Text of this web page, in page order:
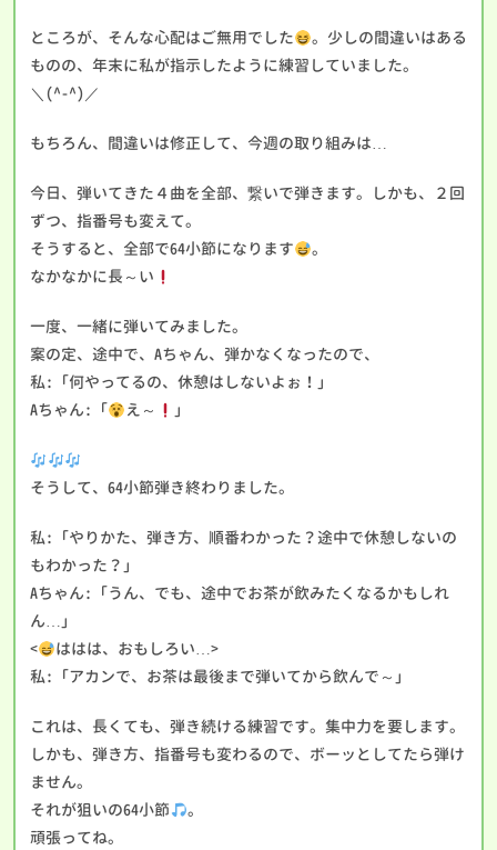
ところが、そんな心配はご無用でした
。少しの間違いはある
ものの、年末に私が指示したように練習していました。
＼(^-^)／
もちろん、間違いは修正して、今週の取り組みは…
今日、弾いてきた４曲を全部、繋いで弾きます。しかも、２回
ずつ、指番号も変えて。
そうすると、全部で64小節になります
。
なかなかに長～い
一度、一緒に弾いてみました。
案の定、途中で、Aちゃん、弾かなくなったので、
私:「何やってるの、休憩はしないよぉ！」
Aちゃん:「
え～ 」
そうして、64小節弾き終わりました。
私:「やりかた、弾き方、順番わかった？途中で休憩しないの
もわかった？」
Aちゃん:「うん、でも、途中でお茶が飲みたくなるかもしれ
ん…」
<
ははは、おもしろい…>
私:「アカンで、お茶は最後まで弾いてから飲んで～」
これは、長くても、弾き続ける練習です。集中力を要します。
しかも、弾き方、指番号も変わるので、ボーッとしてたら弾け
ません。
それが狙いの64小節
。
頑張ってね。